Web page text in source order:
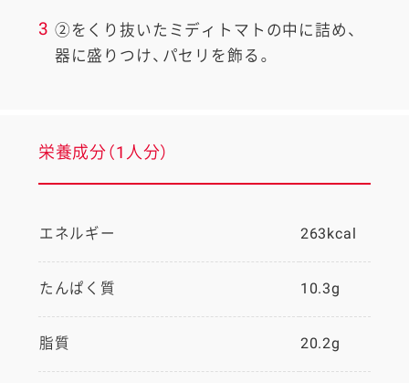
3 ②をくり抜いたミディトマトの中に詰め、
器に盛りつけ、パセリを飾る。
栄養成分（1人分）
エネルギー 263kcal
たんぱく質 10.3g
脂質 20.2g